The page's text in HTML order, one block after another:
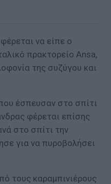
να είπε ο
πρακτορείο Ansa,
της συζύγου και
έσπευσαν στο σπίτι
φέρεται επίσης
στο σπίτι την
για να πυροβολήσει
τους καραμπινιέρους